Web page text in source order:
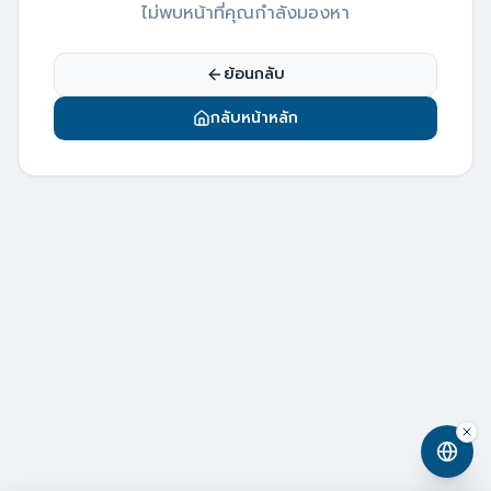
ไม่พบหน้าที่คุณกำลังมองหา
ย้อนกลับ
กลับหน้าหลัก